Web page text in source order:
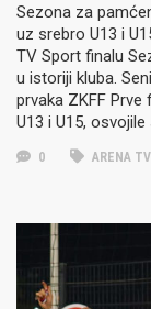
Sezona za
uz srebro U13 i
TV Sport finalu
u istoriji kluba.
prvaka ZKFF Prve
U13 i U15,
0 ARENA